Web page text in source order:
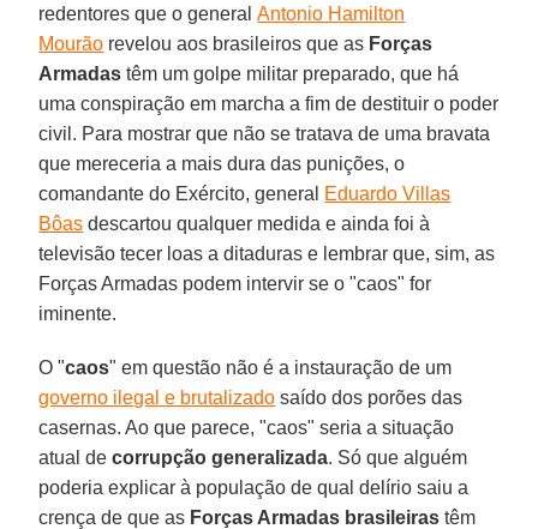
redentores que o general Antonio Hamilton
Mourão revelou aos brasileiros que as Forças
Armadas têm um golpe militar preparado, que há
uma conspiração em marcha a fim de destituir o poder
civil. Para mostrar que não se tratava de uma bravata
que mereceria a mais dura das punições, o
comandante do Exército, general Eduardo Villas
Bôas descartou qualquer medida e ainda foi à
televisão tecer loas a ditaduras e lembrar que, sim, as
Forças Armadas podem intervir se o "caos" for
iminente.
O "caos" em questão não é a instauração de um
governo ilegal e brutalizado saído dos porões das
casernas. Ao que parece, "caos" seria a situação
atual de corrupção generalizada. Só que alguém
poderia explicar à população de qual delírio saiu a
crença de que as Forças Armadas brasileiras têm